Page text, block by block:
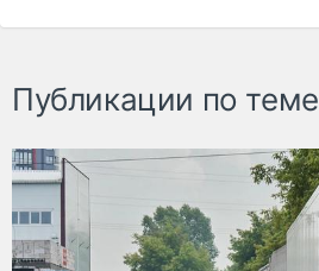
Публикации по теме